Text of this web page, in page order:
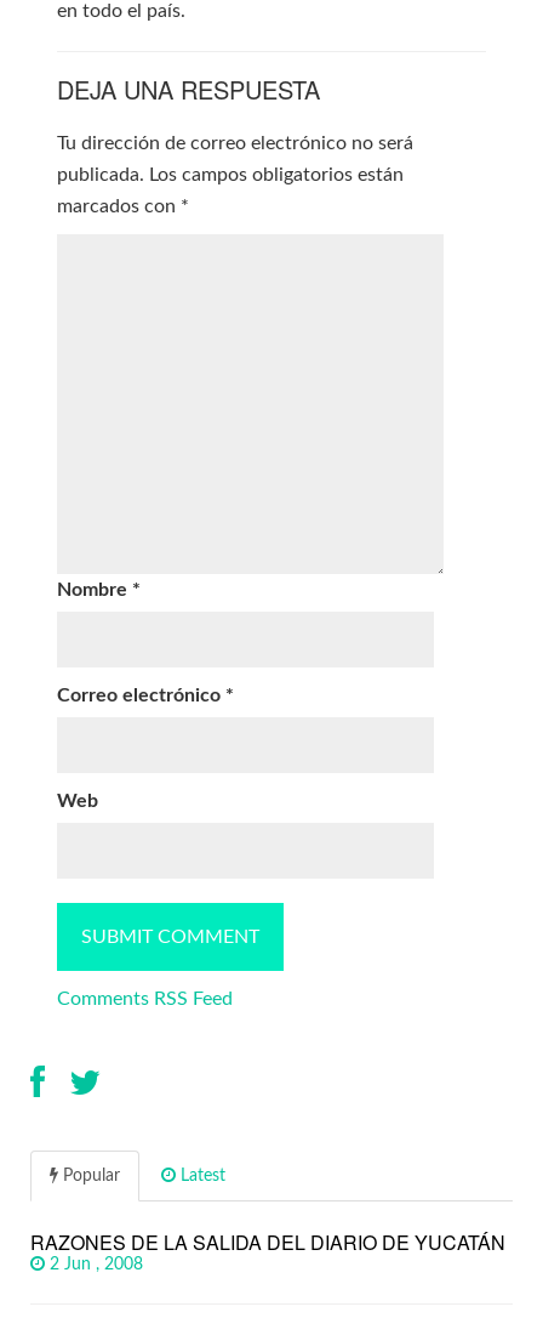
en todo el país.
DEJA UNA RESPUESTA
Tu dirección de correo electrónico no será
publicada. Los campos obligatorios están
marcados con *
Nombre *
Correo electrónico *
Web
Comments RSS Feed
Popular Latest
RAZONES DE LA SALIDA DEL DIARIO DE YUCATÁN
2 Jun , 2008